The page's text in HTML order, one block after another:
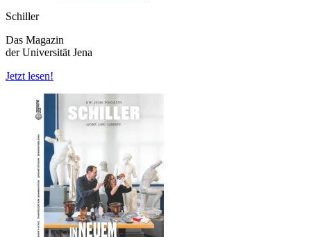
Schiller
Das Magazin
der Universität Jena
Jetzt lesen!